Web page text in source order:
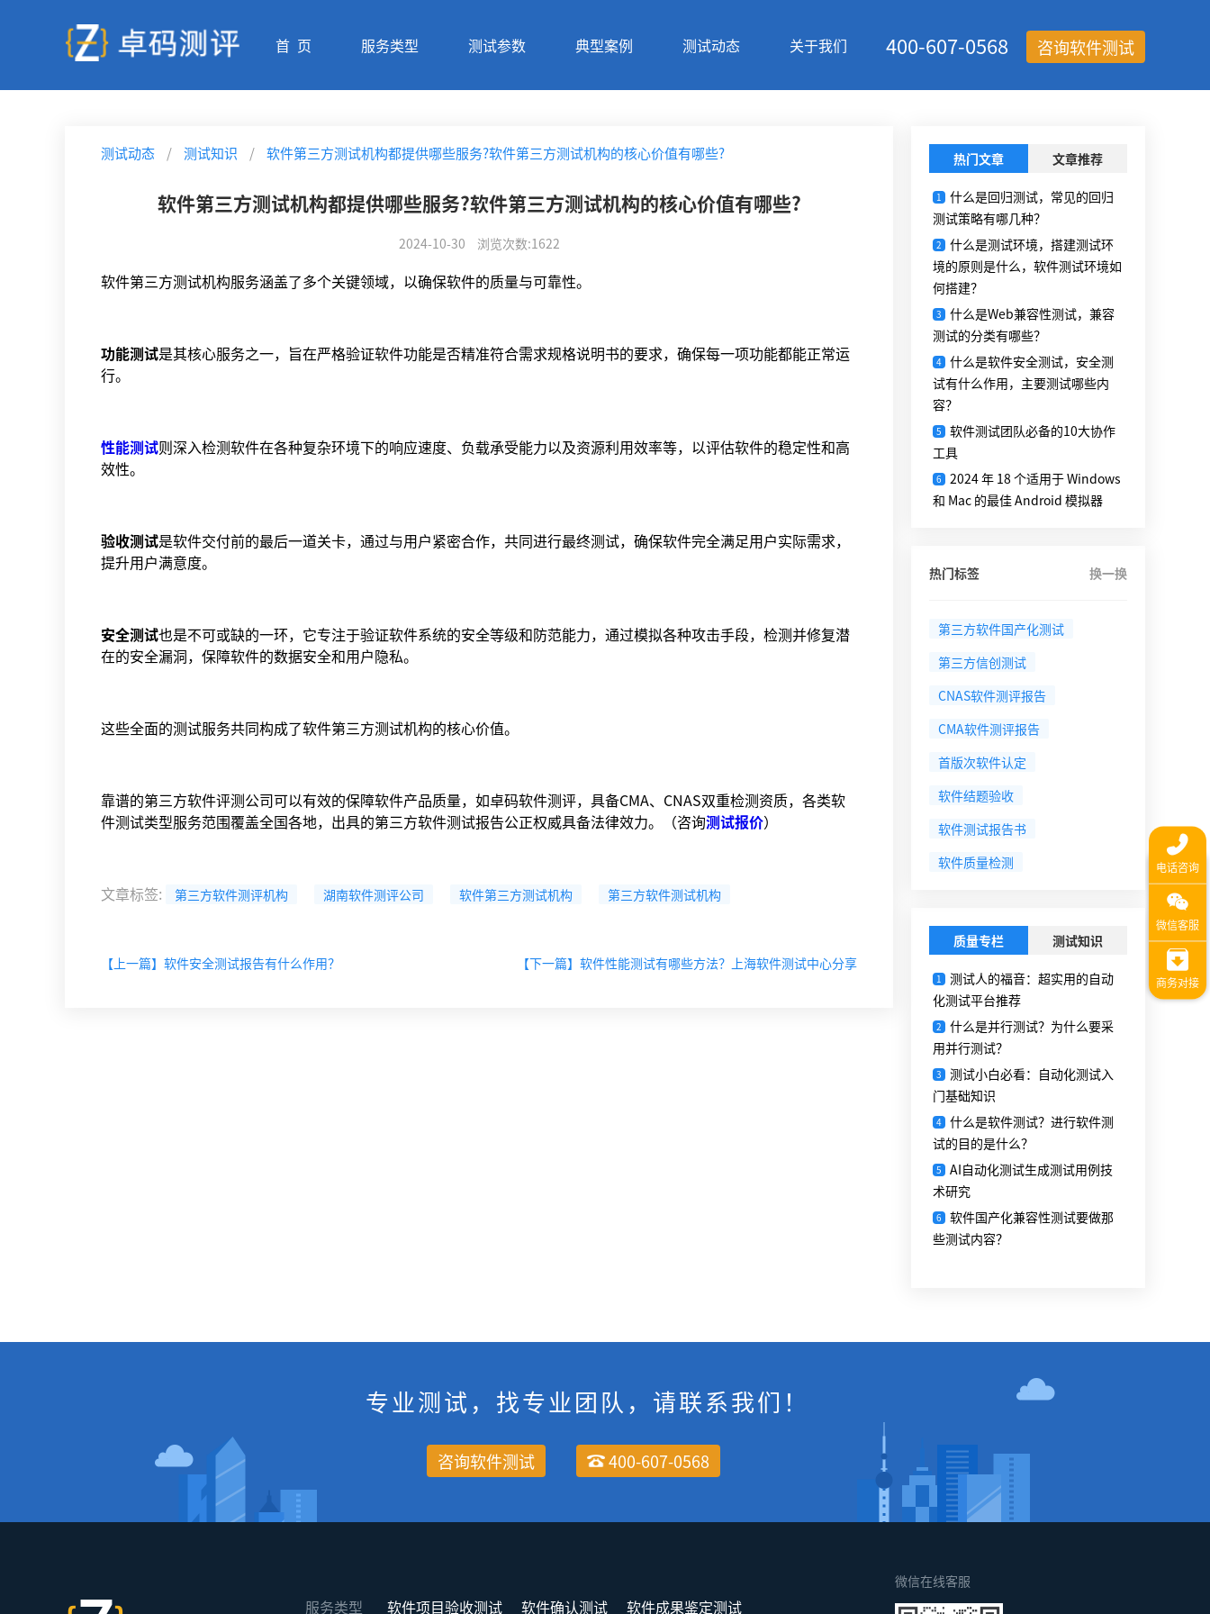
首 页 服务类型 测试参数 典型案例 测试动态 关于我们 咨询软件测试
400-607-0568
测试动态 / 测试知识 / 软件第三方测试机构都提供哪些服务?软件第三方测试机构的核心价值有哪些?
软件第三方测试机构都提供哪些服务?软件第三方测试机构的核心价值有哪些?
2024-10-30 浏览次数:1622
软件第三方测试机构服务涵盖了多个关键领域，以确保软件的质量与可靠性。
功能测试是其核心服务之一，旨在严格验证软件功能是否精准符合需求规格说明书的要求，确保每一项功能都能正常运
行。
性能测试则深入检测软件在各种复杂环境下的响应速度、负载承受能力以及资源利用效率等，以评估软件的稳定性和高
效性。
验收测试是软件交付前的最后一道关卡，通过与用户紧密合作，共同进行最终测试，确保软件完全满足用户实际需求，
提升用户满意度。
安全测试也是不可或缺的一环，它专注于验证软件系统的安全等级和防范能力，通过模拟各种攻击手段，检测并修复潜
在的安全漏洞，保障软件的数据安全和用户隐私。
这些全面的测试服务共同构成了软件第三方测试机构的核心价值。
靠谱的第三方软件评测公司可以有效的保障软件产品质量，如卓码软件测评，具备CMA、CNAS双重检测资质，各类软
件测试类型服务范围覆盖全国各地，出具的第三方软件测试报告公正权威具备法律效力。（咨询测试报价）
文章标签: 第三方软件测评机构 湖南软件测评公司 软件第三方测试机构 第三方软件测试机构
【上一篇】软件安全测试报告有什么作用？ 【下一篇】软件性能测试有哪些方法？上海软件测试中心分享
热门文章 文章推荐
1
什么是回归测试，常见的回归
测试策略有哪几种？
2
什么是测试环境，搭建测试环
境的原则是什么，软件测试环境如
何搭建？
3
什么是Web兼容性测试，兼容
测试的分类有哪些？
4 什么是软件安全测试，安全测
试有什么作用，主要测试哪些内
容？
5
软件测试团队必备的10大协作
工具
6
2024 年 18 个适用于 Windows
和 Mac 的最佳 Android 模拟器
热门标签 换一换
第三方软件国产化测试
第三方信创测试
CNAS软件测评报告
CMA软件测评报告
首版次软件认定
软件结题验收
软件测试报告书
软件质量检测
质量专栏 测试知识
1
测试人的福音：超实用的自动
化测试平台推荐
2
什么是并行测试？为什么要采
用并行测试？
3
测试小白必看：自动化测试入
门基础知识
4 什么是软件测试？进行软件测
试的目的是什么？
5
AI自动化测试生成测试用例技
术研究
6
软件国产化兼容性测试要做那
些测试内容？
专业测试，找专业团队，请联系我们！
咨询软件测试 400-607-0568
服务类型 软件项目验收测试 软件确认测试 软件成果鉴定测试
微信在线客服